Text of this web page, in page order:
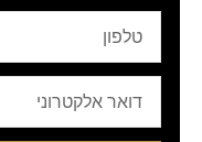
טלפון